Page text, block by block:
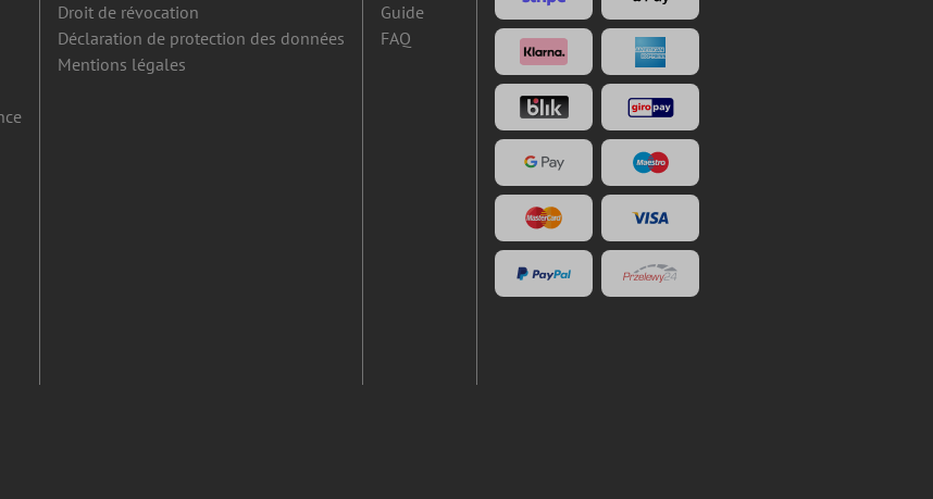
Droit de révocation
Déclaration de protection des données
Mentions légales
Guide
FAQ